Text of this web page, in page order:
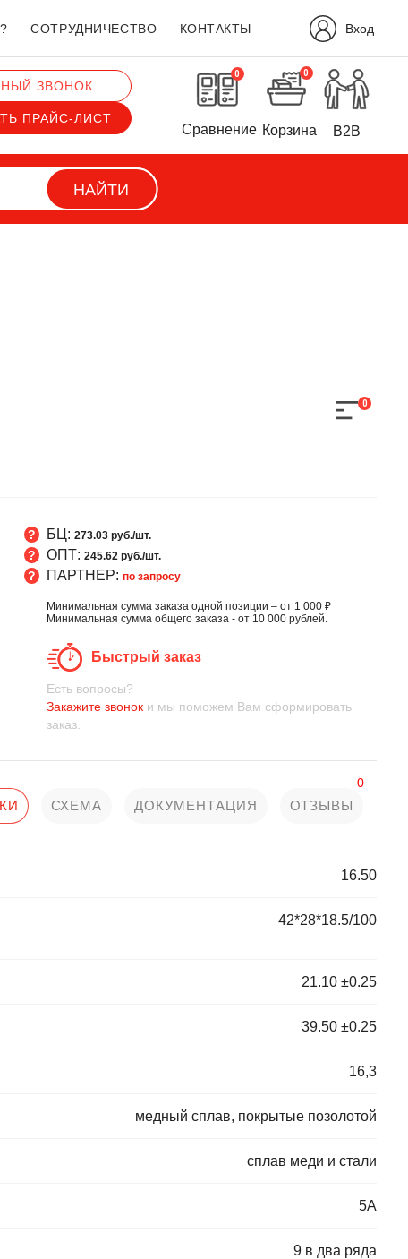
СОТРУДНИЧЕСТВО КОНТАКТЫ Вход
ЗВОНОК
ПРАЙС-ЛИСТ
0
Сравнение
0
Корзина B2B
НАЙТИ
0
БЦ: 273.03 руб./шт.
ОПТ: 245.62 руб./шт.
ПАРТНЕР: по запросу
Минимальная сумма заказа одной позиции – от 1 000 ₽
Минимальная сумма общего заказа - от 10 000 рублей.
Быстрый заказ
Есть вопросы?
Закажите звоноки мы поможем Вам сформировать
заказ.
СХЕМА ДОКУМЕНТАЦИЯ ОТЗЫВЫ
0
16.50
42*28*18.5/100
21.10 ±0.25
39.50 ±0.25
16,3
медный сплав, покрытые позолотой
сплав меди и стали
5А
9 в два ряда